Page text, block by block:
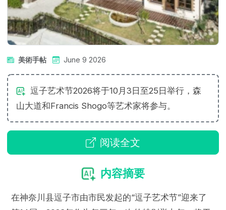
美術手帖 June 9 2026
逗子艺术节2026将于10月3日至25日举行，森
山大道和Francis Shogo等艺术家将参与。
阅读全文
内容摘要
在神奈川县逗子市由市民发起的“逗子艺术节”迎来了